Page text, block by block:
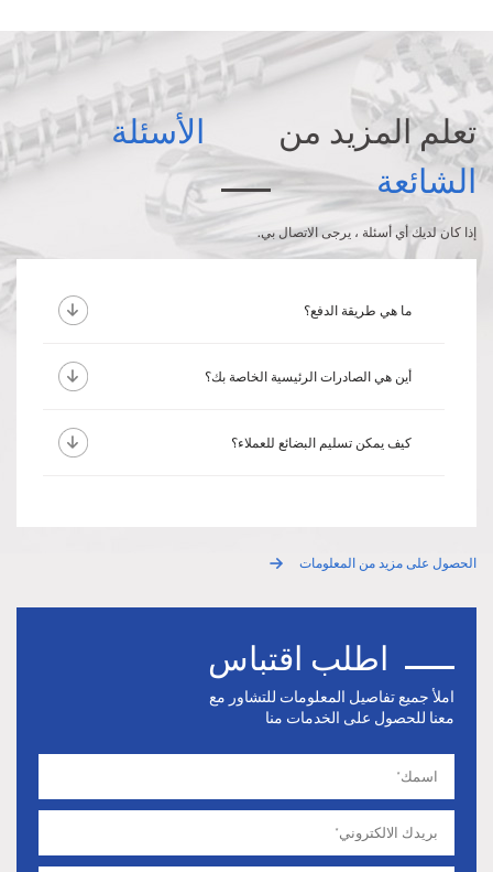
تعلم المزيد من
الأسئلة
الشائعة
إذا كان لديك أي أسئلة ، يرجى الاتصال بي.
ما هي طريقة الدفع؟
أين هي الصادرات الرئيسية الخاصة بك؟
كيف يمكن تسليم البضائع للعملاء؟
الحصول على مزيد من المعلومات
اطلب اقتباس
املأ جميع تفاصيل المعلومات للتشاور مع
معنا للحصول على الخدمات منا